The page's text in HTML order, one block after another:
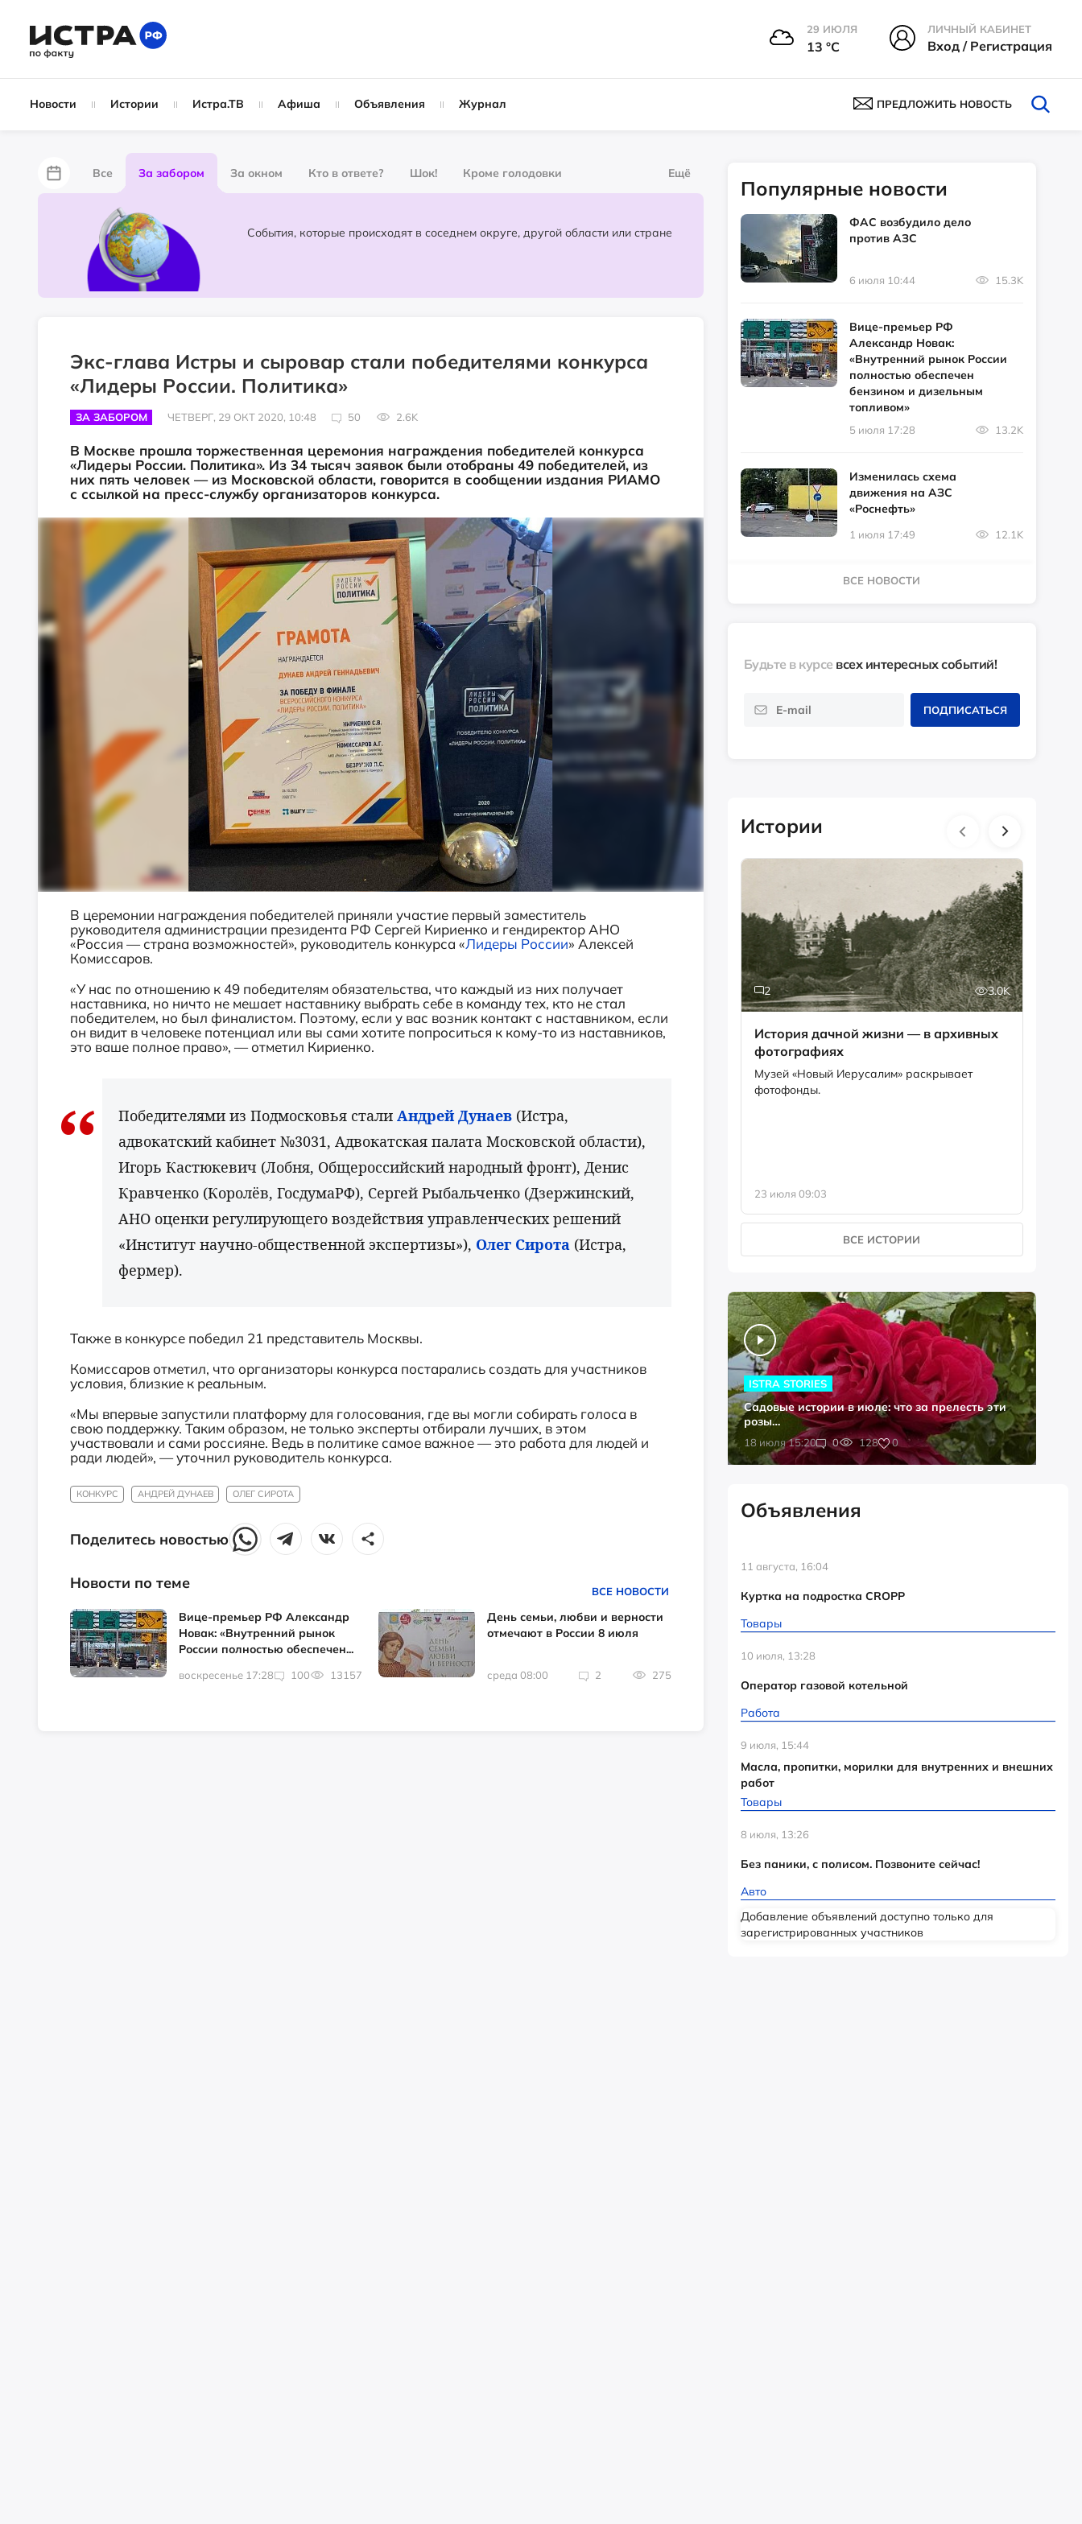
29 ИЮЛЯ
13 °С
ЛИЧНЫЙ КАБИНЕТ
Вход / Регистрация
Новости Истории Истра.ТВ Афиша Объявления Журнал ПРЕДЛОЖИТЬ НОВОСТЬ
Все За забором За окном Кто в ответе? Шок! Кроме голодовки
Лайфхаки
Народные новости
Ещё
События, которые происходят в соседнем округе, другой области или стране
Экс-глава Истры и сыровар стали победителями конкурса
«Лидеры России. Политика»
ЗА ЗАБОРОМ ЧЕТВЕРГ, 29 ОКТ 2020, 10:48 50 2.6K
В Москве прошла торжественная церемония награждения победителей конкурса
«Лидеры России. Политика». Из 34 тысяч заявок были отобраны 49 победителей, из
них пять человек — из Московской области, говорится в сообщении издания РИАМО
с ссылкой на пресс-службу организаторов конкурса.
В церемонии награждения победителей приняли участие первый заместитель
руководителя администрации президента РФ Сергей Кириенко и гендиректор АНО
«Россия — страна возможностей», руководитель конкурса «Лидеры России» Алексей
Комиссаров.
«У нас по отношению к 49 победителям обязательства, что каждый из них получает
наставника, но ничто не мешает наставнику выбрать себе в команду тех, кто не стал
победителем, но был финалистом. Поэтому, если у вас возник контакт с наставником, если
он видит в человеке потенциал или вы сами хотите попроситься к кому-то из наставников,
это ваше полное право», — отметил Кириенко.
Победителями из Подмосковья стали Андрей Дунаев (Истра,
адвокатский кабинет №3031, Адвокатская палата Московской области),
Игорь Кастюкевич (Лобня, Общероссийский народный фронт), Денис
Кравченко (Королёв, ГосдумаРФ), Сергей Рыбальченко (Дзержинский,
АНО оценки регулирующего воздействия управленческих решений
«Институт научно-общественной экспертизы»), Олег Сирота (Истра,
фермер).
Также в конкурсе победил 21 представитель Москвы.
Комиссаров отметил, что организаторы конкурса постарались создать для участников
условия, близкие к реальным.
«Мы впервые запустили платформу для голосования, где вы могли собирать голоса в
свою поддержку. Таким образом, не только эксперты отбирали лучших, в этом
участвовали и сами россияне. Ведь в политике самое важное — это работа для людей и
ради людей», — уточнил руководитель конкурса.
КОНКУРС АНДРЕЙ ДУНАЕВ ОЛЕГ СИРОТА
Поделитесь новостью
Новости по теме ВСЕ НОВОСТИ
Вице-премьер РФ Александр
Новак: «Внутренний рынок
России полностью обеспечен...
воскресенье 17:28 100 13157
День семьи, любви и верности
отмечают в России 8 июля
среда 08:00 2 275
Популярные новости
ФАС возбудило дело
против АЗС
6 июля 10:44 15.3K
Вице-премьер РФ
Александр Новак:
«Внутренний рынок России
полностью обеспечен
бензином и дизельным
топливом»
5 июля 17:28 13.2K
Изменилась схема
движения на АЗС
«Роснефть»
1 июля 17:49 12.1K
ВСЕ НОВОСТИ
Будьте в курсе всех интересных событий!
ПОДПИСАТЬСЯ
Истории
2 3.0K
История дачной жизни — в архивных
фотографиях
Музей «Новый Иерусалим» раскрывает
фотофонды.
23 июля 09:03
ВСЕ ИСТОРИИ
18 июля 15:20 0 128 0
ISTRA STORIES
Садовые истории в июле: что за прелесть эти
розы…
Объявления
11 августа, 16:04
Куртка на подростка CROPP
Товары
10 июля, 13:28
Оператор газовой котельной
Работа
9 июля, 15:44
Масла, пропитки, морилки для внутренних и внешних
работ
Товары
8 июля, 13:26
Без паники, с полисом. Позвоните сейчас!
Авто
Добавление объявлений доступно только для
зарегистрированных участников